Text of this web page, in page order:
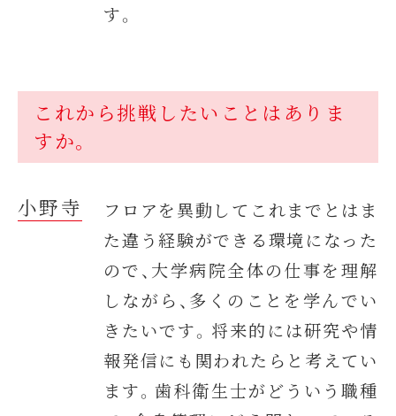
す。
これから挑戦したいことはありま
すか。
小野寺
フロアを異動してこれまでとはま
た違う経験ができる環境になった
ので、大学病院全体の仕事を理解
しながら、多くのことを学んでい
きたいです。将来的には研究や情
報発信にも関われたらと考えてい
ます。歯科衛生士がどういう職種